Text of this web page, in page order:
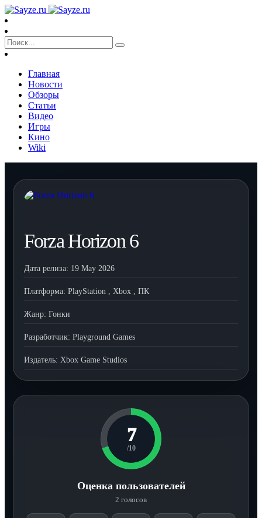
Главная
Новости
Обзоры
Статьи
Видео
Игры
Кино
Wiki
Forza Horizon 6
Дата релиза: 19 May 2026
Платформа: PlayStation , Xbox , ПК
Жанр: Гонки
Разработчик: Playground Games
Издатель: Xbox Game Studios
7
/10
Оценка пользователей
2 голосов